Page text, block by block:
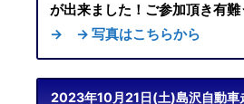
が出来ました！ご参加頂き有難
→ → 写真はこちらから
2023年10月21日(土)島沢自動車